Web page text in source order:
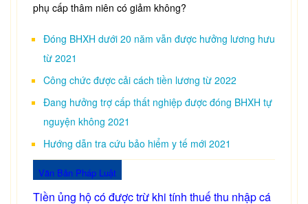
phụ cấp thâm niên có giảm không?
Đóng BHXH dưới 20 năm vẫn được hưởng lương hưu
từ 2021
Công chức được cải cách tiền lương từ 2022
Đang hưởng trợ cấp thất nghiệp được đóng BHXH tự
nguyện không 2021
Hướng dẫn tra cứu bảo hiểm y tế mới 2021
Văn Bản Pháp Luật
Tiền ủng hộ có được trừ khi tính thuế thu nhập cá